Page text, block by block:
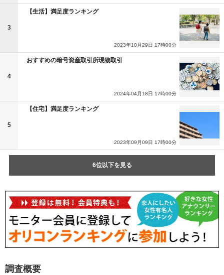
3
【生活】満足度ランキング
2023年10月29日 17時00分
4
おすすめの暗号資産取引所現物取引
2024年04月18日 17時00分
5
【住宅】満足度ランキング
2023年09月09日 17時00分
6位以下を見る
調査概要